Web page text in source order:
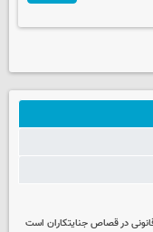
در قصاص جنایتکاران است